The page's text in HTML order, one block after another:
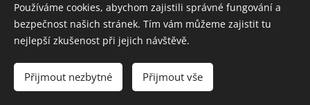
Vytvořeno službou Cookies
Používáme cookies, abychom zajistili správné fungování a
bezpečnost našich stránek. Tím vám můžeme zajistit tu
nejlepší zkušenost při jejich návštěvě.
Přijmout nezbytné Přijmout vše